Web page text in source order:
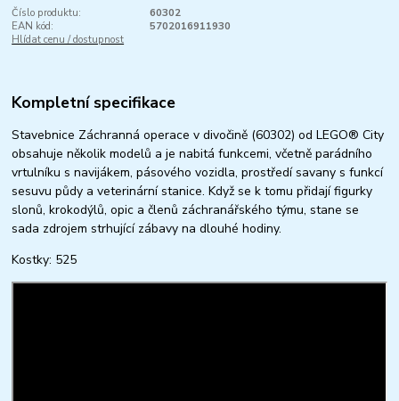
Číslo produktu:
60302
EAN kód:
5702016911930
Hlídat cenu / dostupnost
Kompletní specifikace
Stavebnice Záchranná operace v divočině (60302) od LEGO® City
obsahuje několik modelů a je nabitá funkcemi, včetně parádního
vrtulníku s navijákem, pásového vozidla, prostředí savany s funkcí
sesuvu půdy a veterinární stanice. Když se k tomu přidají figurky
slonů, krokodýlů, opic a členů záchranářského týmu, stane se
sada zdrojem strhující zábavy na dlouhé hodiny.
Kostky: 525